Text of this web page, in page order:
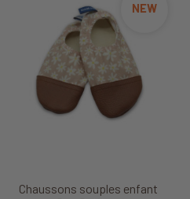
Chaussons souples enfant
NEW